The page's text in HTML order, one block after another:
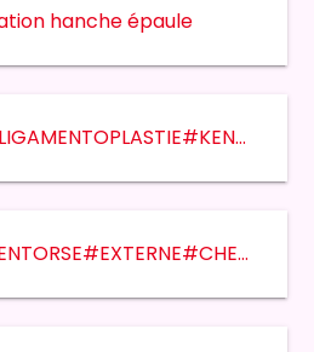
hanche épaule
RADAR MEDICAL#LIGAMENTOPLASTIE#KENNETH JONES#KINETEC#RADAR MÉDICAL
TECARTHERAPIE#ENTORSE#EXTERNE#CHEVILLE